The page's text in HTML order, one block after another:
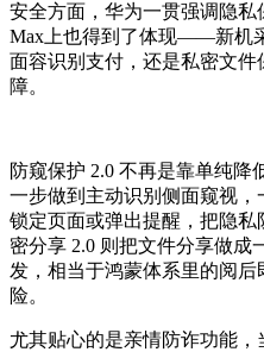
安全方面 ，华为一贯强调隐私
Max上也得到了体现——新机
面容识别 支付 ，还是私密文件
障。
防窥保护 2.0 不再是靠单纯
一步做到主动识别侧面窥视
锁定页面或弹出提醒，把隐
密分享 2.0 则把文件分享做成
发，相当于鸿蒙体系里的阅
险。
尤其贴心的是亲情防诈功能